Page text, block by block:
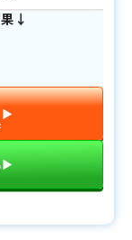
↓
▶︎
▶︎